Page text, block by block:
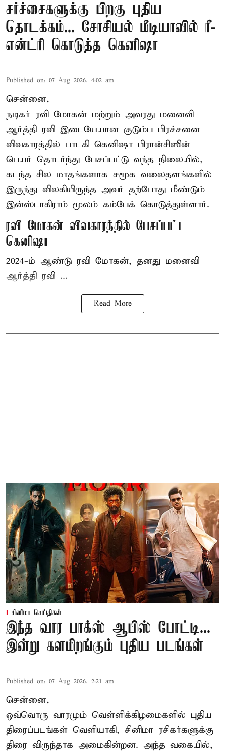
சர்ச்சைகளுக்கு பிறகு புதிய
தொடக்கம்... சோசியல் மீடியாவில் ரீ-
என்ட்ரி கொடுத்த கெனிஷா
Published on: 07 Aug 2026, 4:02 am
சென்னை,
நடிகர் ரவி மோகன் மற்றும் அவரது மனைவி
ஆர்த்தி ரவி இடையேயான குடும்ப பிரச்சனை
விவகாரத்தில் பாடகி கெனிஷா பிரான்சிஸின்
பெயர் தொடர்ந்து பேசப்பட்டு வந்த நிலையில்,
கடந்த சில மாதங்களாக சமூக வலைதளங்களில்
இருந்து விலகியிருந்த அவர் தற்போது மீண்டும்
இன்ஸ்டாகிராம் மூலம் கம்பேக் கொடுத்துள்ளார்.
ரவி மோகன் விவகாரத்தில் பேசப்பட்ட
கெனிஷா
2024-ம் ஆண்டு ரவி மோகன், தனது மனைவி
ஆர்த்தி ரவி ...
Read More
சினிமா செய்திகள்
இந்த வார பாக்ஸ் ஆபிஸ் போட்டி...
இன்று களமிறங்கும் புதிய படங்கள்
Published on: 07 Aug 2026, 2:21 am
சென்னை,
ஒவ்வொரு வாரமும் வெள்ளிக்கிழமைகளில் புதிய
திரைப்படங்கள் வெளியாகி, சினிமா ரசிகர்களுக்கு
திரை விருந்தாக அமைகின்றன. அந்த வகையில்,